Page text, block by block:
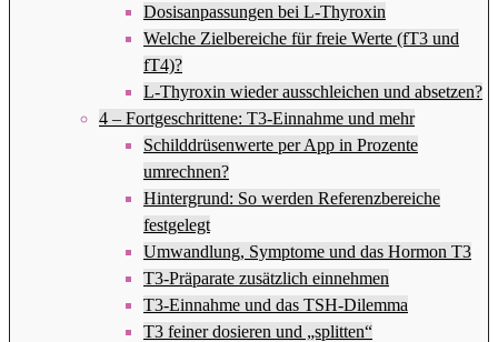
Dosisanpassungen bei L-Thyroxin
Welche Zielbereiche für freie Werte (fT3 und
fT4)?
L-Thyroxin wieder ausschleichen und absetzen?
4 – Fortgeschrittene: T3-Einnahme und mehr
Schilddrüsenwerte per App in Prozente
umrechnen?
Hintergrund: So werden Referenzbereiche
festgelegt
Umwandlung, Symptome und das Hormon T3
T3-Präparate zusätzlich einnehmen
T3-Einnahme und das TSH-Dilemma
T3 feiner dosieren und „splitten“